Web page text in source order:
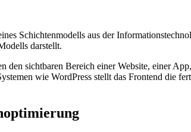
Schichtenmodells aus der
darstellt.
den sichtbaren Bereich einer Website, einer
wie WordPress stellt das Frontend die